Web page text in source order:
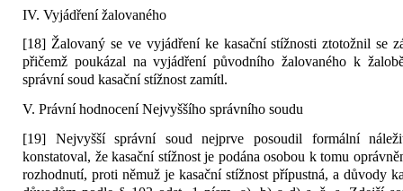
IV. Vyjádření žalovaného
[18] Žalovaný se ve vyjádření ke kasační stížnosti ztotožnil se
přičemž poukázal na vyjádření původního žalovaného k
správní soud kasační stížnost zamítl.
V. Právní hodnocení Nejvyššího správního soudu
[19] Nejvyšší správní soud nejprve posoudil formální
konstatoval, že kasační stížnost je podána osobou k tomu
rozhodnutí, proti němuž je kasační stížnost přípustná, a důvody